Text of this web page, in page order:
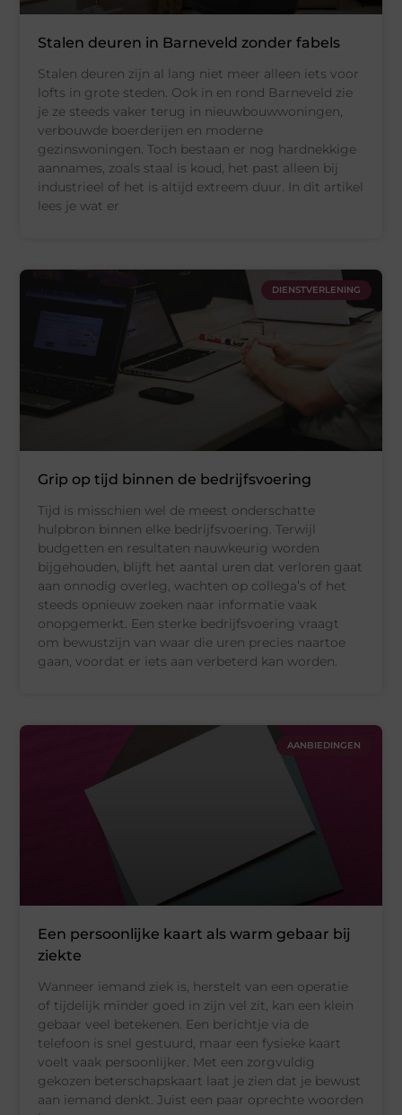
Stalen deuren in Barneveld zonder fabels
Stalen deuren zijn al lang niet meer alleen iets voor
lofts in grote steden. Ook in en rond Barneveld zie
je ze steeds vaker terug in nieuwbouwwoningen,
verbouwde boerderijen en moderne
gezinswoningen. Toch bestaan er nog hardnekkige
aannames, zoals staal is koud, het past alleen bij
industrieel of het is altijd extreem duur. In dit artikel
lees je wat er
DIENSTVERLENING
Grip op tijd binnen de bedrijfsvoering
Tijd is misschien wel de meest onderschatte
hulpbron binnen elke bedrijfsvoering. Terwijl
budgetten en resultaten nauwkeurig worden
bijgehouden, blijft het aantal uren dat verloren gaat
aan onnodig overleg, wachten op collega’s of het
steeds opnieuw zoeken naar informatie vaak
onopgemerkt. Een sterke bedrijfsvoering vraagt
om bewustzijn van waar die uren precies naartoe
gaan, voordat er iets aan verbeterd kan worden.
AANBIEDINGEN
Een persoonlijke kaart als warm gebaar bij
ziekte
Wanneer iemand ziek is, herstelt van een operatie
of tijdelijk minder goed in zijn vel zit, kan een klein
gebaar veel betekenen. Een berichtje via de
telefoon is snel gestuurd, maar een fysieke kaart
voelt vaak persoonlijker. Met een zorgvuldig
gekozen beterschapskaart laat je zien dat je bewust
aan iemand denkt. Juist een paar oprechte woorden